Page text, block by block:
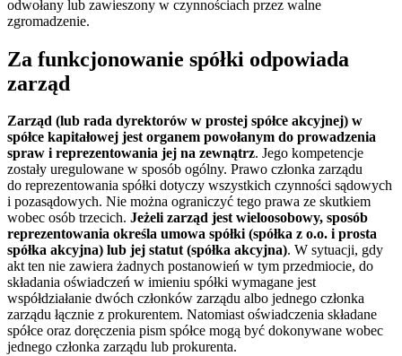
odwołany lub zawieszony w czynnościach przez walne
zgromadzenie.
Za funkcjonowanie spółki odpowiada
zarząd
Zarząd (lub rada dyrektorów w prostej spółce akcyjnej) w
spółce kapitałowej jest organem powołanym do prowadzenia
spraw i reprezentowania jej na zewnątrz. Jego kompetencje
zostały uregulowane w sposób ogólny. Prawo członka zarządu
do reprezentowania spółki dotyczy wszystkich czynności sądowych
i pozasądowych. Nie można ograniczyć tego prawa ze skutkiem
wobec osób trzecich. Jeżeli zarząd jest wieloosobowy, sposób
reprezentowania określa umowa spółki (spółka z o.o. i prosta
spółka akcyjna) lub jej statut (spółka akcyjna). W sytuacji, gdy
akt ten nie zawiera żadnych postanowień w tym przedmiocie, do
składania oświadczeń w imieniu spółki wymagane jest
współdziałanie dwóch członków zarządu albo jednego członka
zarządu łącznie z prokurentem. Natomiast oświadczenia składane
spółce oraz doręczenia pism spółce mogą być dokonywane wobec
jednego członka zarządu lub prokurenta.